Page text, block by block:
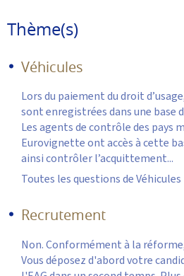
Thème(s)
Véhicules
Lors du paiement du droit
sont enregistrées dans une base
Les agents de contrôle des pays
Eurovignette ont accès à cette
ainsi contrôler l’acquittement...
Toutes les questions de Véhicules
Recrutement
Non. Conformément à la
Vous déposez d'abord votre